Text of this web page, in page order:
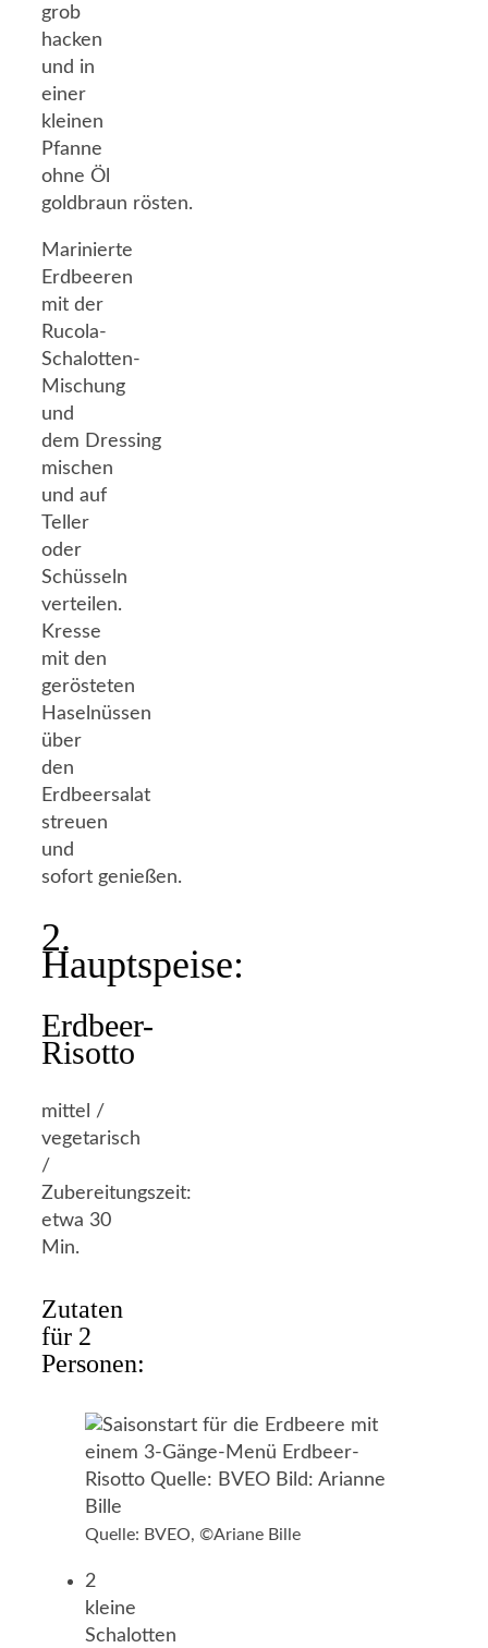
grob
hacken
und in
einer
kleinen
Pfanne
ohne Öl
goldbraun rösten.
Marinierte
Erdbeeren
mit der
Rucola-
Schalotten-
Mischung
und
dem Dressing
mischen
und auf
Teller
oder
Schüsseln
verteilen.
Kresse
mit den
gerösteten
Haselnüssen
über
den
Erdbeersalat
streuen
und
sofort genießen.
2.
Hauptspeise:
Erdbeer-
Risotto
mittel /
vegetarisch
/
Zubereitungszeit:
etwa 30
Min.
Zutaten
für 2
Personen:
Quelle: BVEO, ©Ariane Bille
2
kleine
Schalotten